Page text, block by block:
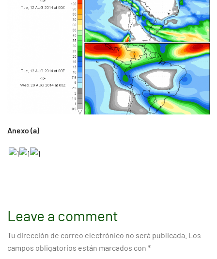
Anexo (a)
Leave a comment
Tu dirección de correo electrónico no será publicada. Los
campos obligatorios están marcados con *